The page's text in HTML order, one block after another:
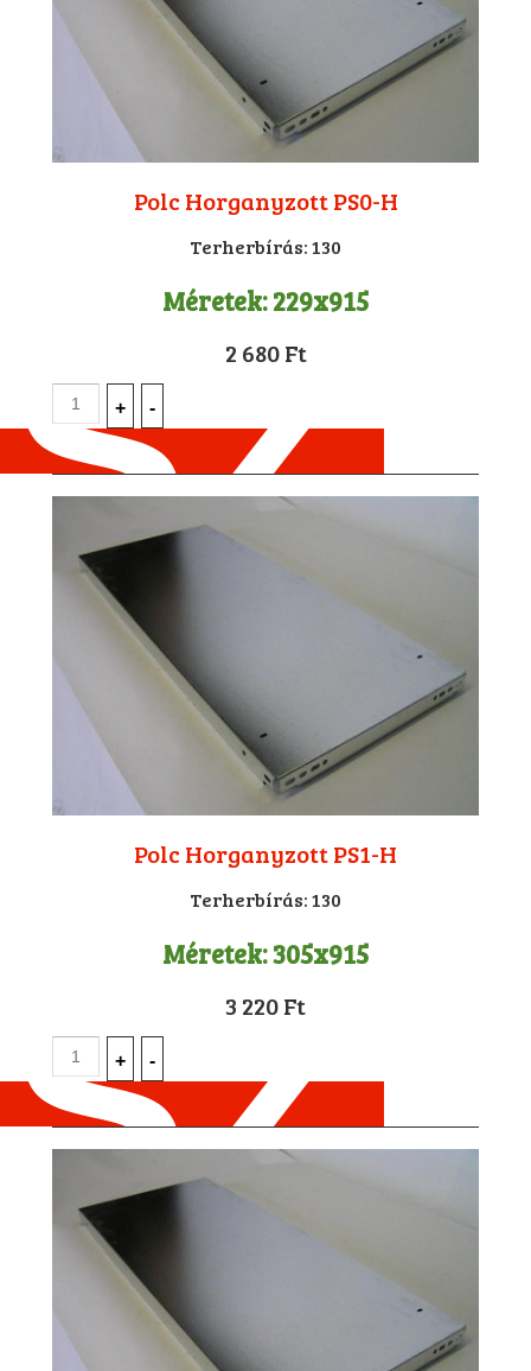
Polc Horganyzott PS0-H
Terherbírás:130
Méretek:229x915
2 680 Ft
Polc Horganyzott PS1-H
Terherbírás:130
Méretek:305x915
3 220 Ft